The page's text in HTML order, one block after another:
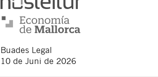
Buades Legal
10 de Juni de 2026